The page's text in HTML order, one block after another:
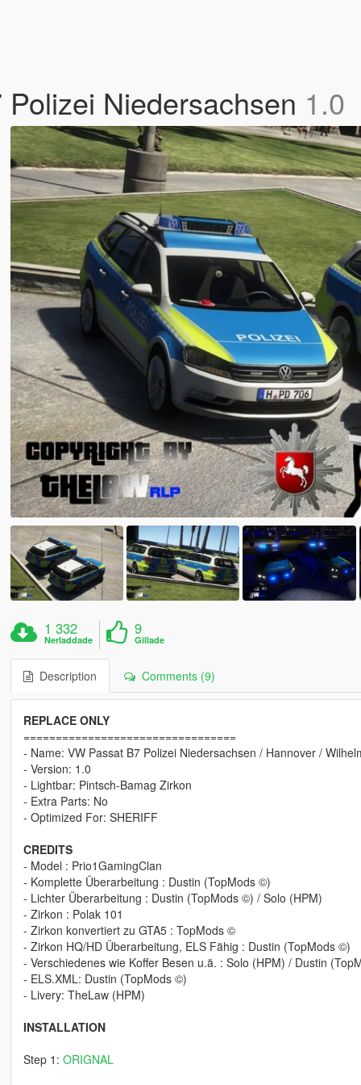
Niedersachsen 1.0
1 332
Nerladdade
9
Gillade
Description Comments (9)
REPLACE ONLY
=================================
- Name: VW Passat B7 Polizei Niedersachsen / Hannover /
- Version: 1.0
- Lightbar: Pintsch-Bamag Zirkon
- Extra Parts: No
- Optimized For: SHERIFF
CREDITS
- Model : Prio1GamingClan
- Komplette Überarbeitung : Dustin (TopMods ©)
- Lichter Überarbeitung : Dustin (TopMods ©) / Solo (HPM)
- Zirkon : Polak 101
- Zirkon konvertiert zu GTA5 : TopMods ©
- Zirkon HQ/HD Überarbeitung, ELS Fähig : Dustin (TopMods ©)
- Verschiedenes wie Koffer Besen u.ä. : Solo (HPM) / Dustin
- ELS.XML: Dustin (TopMods ©)
- Livery: TheLaw (HPM)
INSTALLATION
Step 1: ORIGNAL